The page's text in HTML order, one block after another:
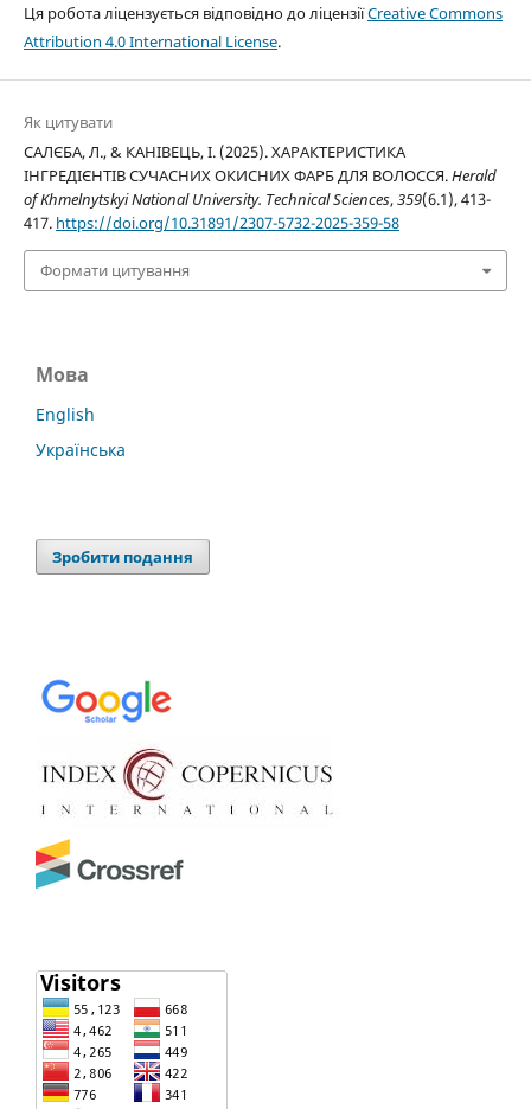
Ця робота ліцензується відповідно до ліцензіїCreative Commons
Attribution 4.0 International License.
Як цитувати
САЛЄБА, Л., & КАНІВЕЦЬ, І. (2025). ХАРАКТЕРИСТИКА
ІНГРЕДІЄНТІВ СУЧАСНИХ ОКИСНИХ ФАРБ ДЛЯ ВОЛОССЯ.Herald
of Khmelnytskyi National University. Technical Sciences,359(6.1), 413-
417. https://doi.org/10.31891/2307-5732-2025-359-58
Формати цитування
Мова
English
Українська
Зробити подання